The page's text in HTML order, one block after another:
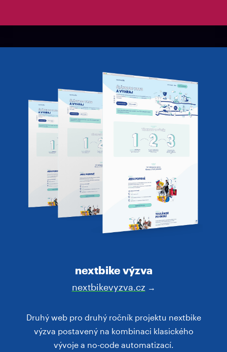
nextbike výzva
nextbikevyzva.cz→
Druhý web pro druhý ročník projektu nextbike
výzva postavený na kombinaci klasického
vývoje a no-code automatizací.